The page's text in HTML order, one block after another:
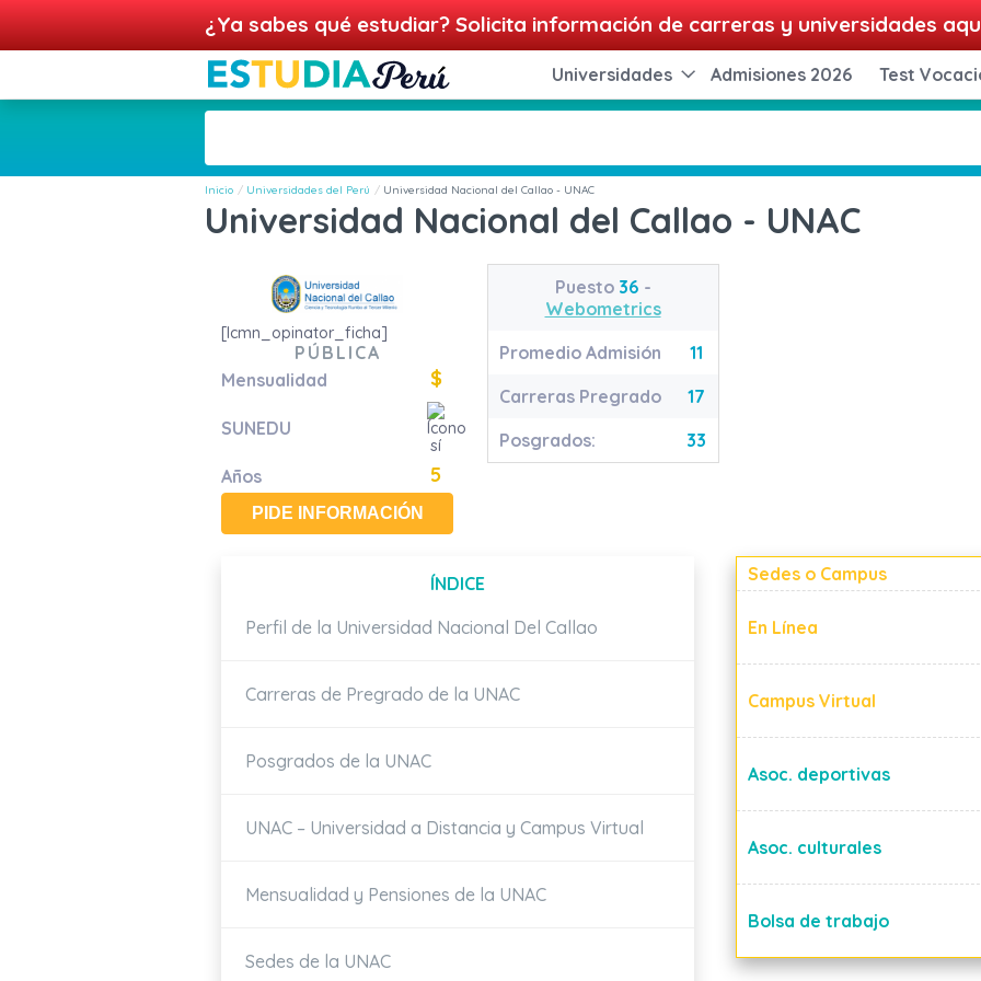
¿Ya sabes qué estudiar? Solicita información de carreras y universidades
Universidades Admisiones 2026 Test
Inicio Universidades del Perú Universidad Nacional del Callao - UNAC
Universidad Nacional del Callao - UNAC
[lcmn_opinator_ficha]
PÚBLICA
Mensualidad
$
SUNEDU
Años 5
PIDE INFORMACIÓN
Puesto 36 -
Webometrics
Promedio Admisión
11
Carreras Pregrado
17
Posgrados:
33
ÍNDICE
Perfil de la Universidad Nacional Del Callao
Carreras de Pregrado de la UNAC
Posgrados de la UNAC
UNAC – Universidad a Distancia y Campus Virtual
Mensualidad y Pensiones de la UNAC
Sedes de la UNAC
Sedes o Campus
En Línea
Campus Virtual
Asoc. deportivas
Asoc. culturales
Bolsa de trabajo